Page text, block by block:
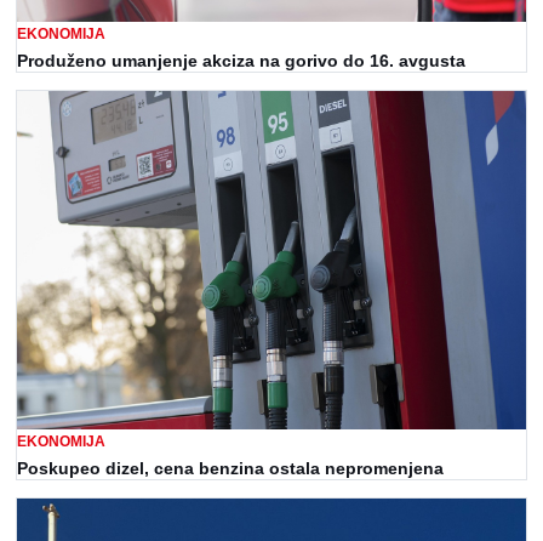
EKONOMIJA
Produženo umanjenje akciza na gorivo do 16. avgusta
EKONOMIJA
Poskupeo dizel, cena benzina ostala nepromenjena